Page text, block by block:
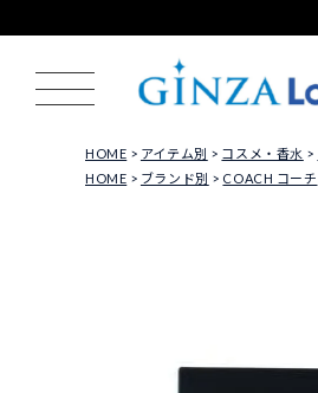
HOME アイテム別 コスメ・香水
HOME
ブランド別 COACH コーチ